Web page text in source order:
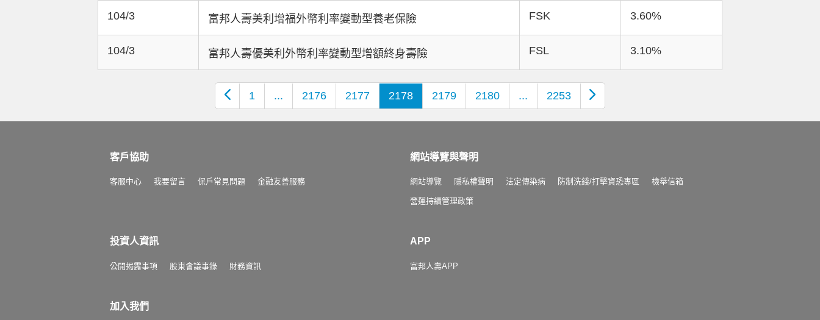
104/3 富邦人壽美利增福外幣利率變動型養老保險 FSK 3.60%
104/3 富邦人壽優美利外幣利率變動型增額終身壽險 FSL 3.10%
1 ... 2176 2177 2178 2179 2180 ... 2253
客戶協助
客服中心 我要留言 保戶常見問題 金融友善服務
網站導覽與聲明
網站導覽 隱私權聲明 法定傳染病 防制洗錢/打擊資恐專區 檢舉信箱
營運持續管理政策
投資人資訊
公開揭露事項 股東會議事錄 財務資訊
APP
富邦人壽APP
加入我們